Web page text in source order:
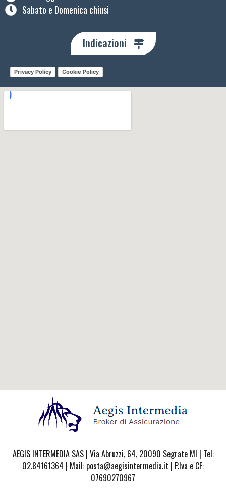
Sabato e Domenica chiusi
Indicazioni
Privacy Policy Cookie Policy
AEGIS INTERMEDIA SAS | Via Abruzzi, 64, 20090 Segrate MI | Tel:
02.84161364 | Mail: posta@aegisintermedia.it | P.Iva e CF:
07690270967